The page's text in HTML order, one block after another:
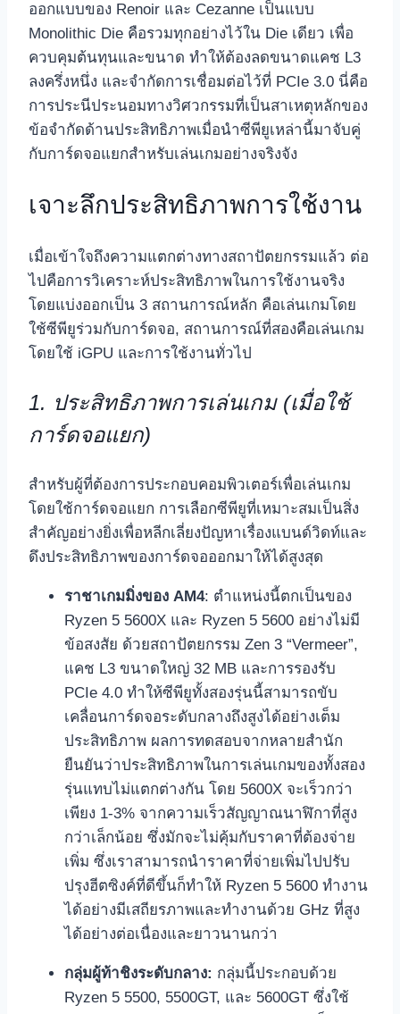
ออกแบบของ Renoir และ Cezanne เป็นแบบ
Monolithic Die คือรวมทุกอย่างไว้ใน Die เดียว เพื่อ
ควบคุมต้นทุนและขนาด ทำให้ต้องลดขนาดแคช L3
ลงครึ่งหนึ่ง และจำกัดการเชื่อมต่อไว้ที่ PCIe 3.0 นี่คือ
การประนีประนอมทางวิศวกรรมที่เป็นสาเหตุหลักของ
ข้อจำกัดด้านประสิทธิภาพเมื่อนำซีพียูเหล่านี้มาจับคู่
กับการ์ดจอแยกสำหรับเล่นเกมอย่างจริงจัง
เจาะลึกประสิทธิภาพการใช้งาน
เมื่อเข้าใจถึงความแตกต่างทางสถาปัตยกรรมแล้ว ต่อ
ไปคือการวิเคราะห์ประสิทธิภาพในการใช้งานจริง
โดยแบ่งออกเป็น 3 สถานการณ์หลัก คือเล่นเกมโดย
ใช้ซีพียูร่วมกับการ์ดจอ, สถานการณ์ที่สองคือเล่นเกม
โดยใช้ iGPU และการใช้งานทั่วไป
1. ประสิทธิภาพการเล่นเกม (เมื่อใช้
การ์ดจอแยก)
สำหรับผู้ที่ต้องการประกอบคอมพิวเตอร์เพื่อเล่นเกม
โดยใช้การ์ดจอแยก การเลือกซีพียูที่เหมาะสมเป็นสิ่ง
สำคัญอย่างยิ่งเพื่อหลีกเลี่ยงปัญหาเรื่องแบนด์วิดท์และ
ดึงประสิทธิภาพของการ์ดจอออกมาให้ได้สูงสุด
ราชาเกมมิ่งของ AM4: ตำแหน่งนี้ตกเป็นของ
Ryzen 5 5600X และ Ryzen 5 5600 อย่างไม่มี
ข้อสงสัย ด้วยสถาปัตยกรรม Zen 3 “Vermeer”,
แคช L3 ขนาดใหญ่ 32 MB และการรองรับ
PCIe 4.0 ทำให้ซีพียูทั้งสองรุ่นนี้สามารถขับ
เคลื่อนการ์ดจอระดับกลางถึงสูงได้อย่างเต็ม
ประสิทธิภาพ ผลการทดสอบจากหลายสำนัก
ยืนยันว่าประสิทธิภาพในการเล่นเกมของทั้งสอง
รุ่นแทบไม่แตกต่างกัน โดย 5600X จะเร็วกว่า
เพียง 1-3% จากความเร็วสัญญาณนาฬิกาที่สูง
กว่าเล็กน้อย ซึ่งมักจะไม่คุ้มกับราคาที่ต้องจ่าย
เพิ่ม ซึ่งเราสามารถนำราคาที่จ่ายเพิ่มไปปรับ
ปรุงฮีตซิงค์ที่ดีขึ้นก็ทำให้ Ryzen 5 5600 ทำงาน
ได้อย่างมีเสถียรภาพและทำงานด้วย GHz ที่สูง
ได้อย่างต่อเนื่องและยาวนานกว่า
กลุ่มผู้ท้าชิงระดับกลาง: กลุ่มนี้ประกอบด้วย
Ryzen 5 5500, 5500GT, และ 5600GT ซึ่งใช้